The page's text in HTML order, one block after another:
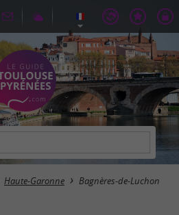
Haute-Garonne Bagnères-de-Luchon